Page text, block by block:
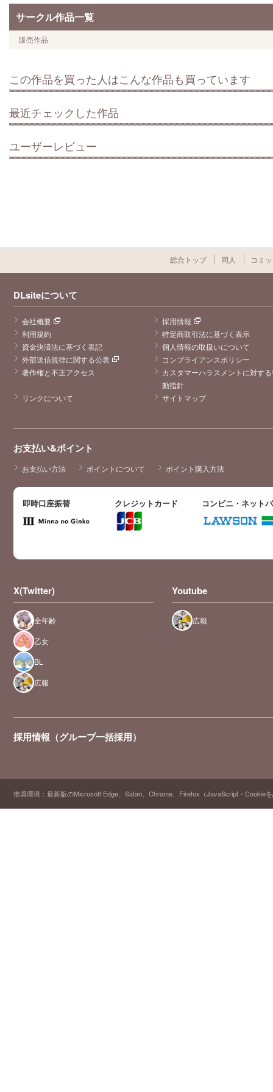
サークル作品一覧
販売作品
この作品を買った人はこんな作品も買っています
最近チェックした作品
ユーザーレビュー
総合トップ 同人 コミ
DLsiteについて
会社概要
採用情報
利用規約
特定商取引法に基づく表示
資金決済法に基づく表記
個人情報の取扱いについて
外部送信規律に関する公表
コンプライアンスポリシー
著作権と不正アクセス
カスタマーハラスメントに対す
動指針
リンクについて
サイトマップ
お支払い&ポイント
お支払い方法 ポイントについて ポイント購入方法
即時口座振替 クレジットカード コンビニ・ネット
X(Twitter)
全年齢
乙女
BL
広報
Youtube
広報
採用情報（グループ一括採用）
推奨環境：最新版のMicrosoft Edge、Safari、Chrome、Firefox（JavaScript・Cookie